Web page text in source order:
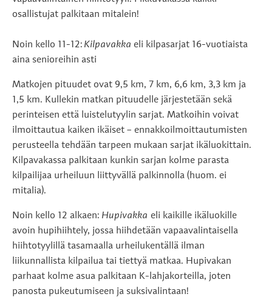
osallistujat palkitaan mitalein!
Noin kello 11-12: Kilpavakka eli kilpasarjat 16-vuotiaista
aina senioreihin asti
Matkojen pituudet ovat 9,5 km, 7 km, 6,6 km, 3,3 km ja
1,5 km. Kullekin matkan pituudelle järjestetään sekä
perinteisen että luistelutyylin sarjat. Matkoihin voivat
ilmoittautua kaiken ikäiset – ennakkoilmoittautumisten
perusteella tehdään tarpeen mukaan sarjat ikäluokittain.
Kilpavakassa palkitaan kunkin sarjan kolme parasta
kilpailijaa urheiluun liittyvällä palkinnolla (huom. ei
mitalia).
Noin kello 12 alkaen: Hupivakka eli kaikille ikäluokille
avoin hupihiihtely, jossa hiihdetään vapaavalintaisella
hiihtotyylillä tasamaalla urheilukentällä ilman
liikunnallista kilpailua tai tiettyä matkaa. Hupivakan
parhaat kolme asua palkitaan K-lahjakorteilla, joten
panosta pukeutumiseen ja suksivalintaan!